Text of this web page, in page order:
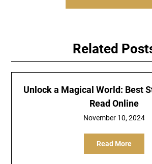
Related
Unlock a Magical World: Best
Read Online
November 10, 2024
Read More